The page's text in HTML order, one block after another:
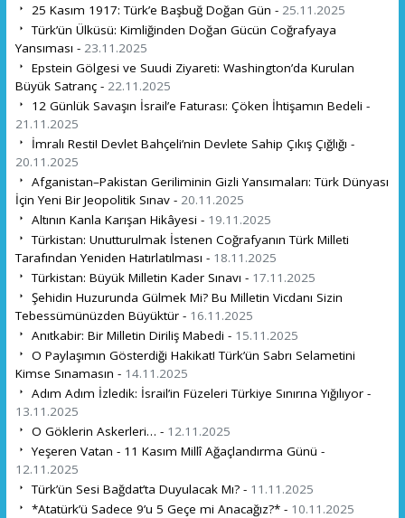
25 Kasım 1917: Türk’e Başbuğ Doğan Gün - 25.11.2025
Türk’ün Ülküsü: Kimliğinden Doğan Gücün Coğrafyaya
Yansıması - 23.11.2025
Epstein Gölgesi ve Suudi Ziyareti: Washington’da Kurulan
Büyük Satranç - 22.11.2025
12 Günlük Savaşın İsrail’e Faturası: Çöken İhtişamın Bedeli -
21.11.2025
İmralı Resti! Devlet Bahçeli’nin Devlete Sahip Çıkış Çığlığı -
20.11.2025
Afganistan–Pakistan Geriliminin Gizli Yansımaları: Türk Dünyası
İçin Yeni Bir Jeopolitik Sınav - 20.11.2025
Altının Kanla Karışan Hikâyesi - 19.11.2025
Türkistan: Unutturulmak İstenen Coğrafyanın Türk Milleti
Tarafından Yeniden Hatırlatılması - 18.11.2025
Türkistan: Büyük Milletin Kader Sınavı - 17.11.2025
Şehidin Huzurunda Gülmek Mi? Bu Milletin Vicdanı Sizin
Tebessümünüzden Büyüktür - 16.11.2025
Anıtkabir: Bir Milletin Diriliş Mabedi - 15.11.2025
O Paylaşımın Gösterdiği Hakikat! Türk’ün Sabrı Selametini
Kimse Sınamasın - 14.11.2025
Adım Adım İzledik: İsrail’in Füzeleri Türkiye Sınırına Yığılıyor -
13.11.2025
O Göklerin Askerleri… - 12.11.2025
Yeşeren Vatan - 11 Kasım Millî Ağaçlandırma Günü -
12.11.2025
Türk’ün Sesi Bağdat’ta Duyulacak Mı? - 11.11.2025
*Atatürk’ü Sadece 9’u 5 Geçe mi Anacağız?* - 10.11.2025